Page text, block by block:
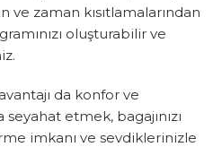
ve zaman kısıtlamalarından
oluşturabilir ve
da konfor ve
etmek, bagajınızı
imkanı ve sevdiklerinizle